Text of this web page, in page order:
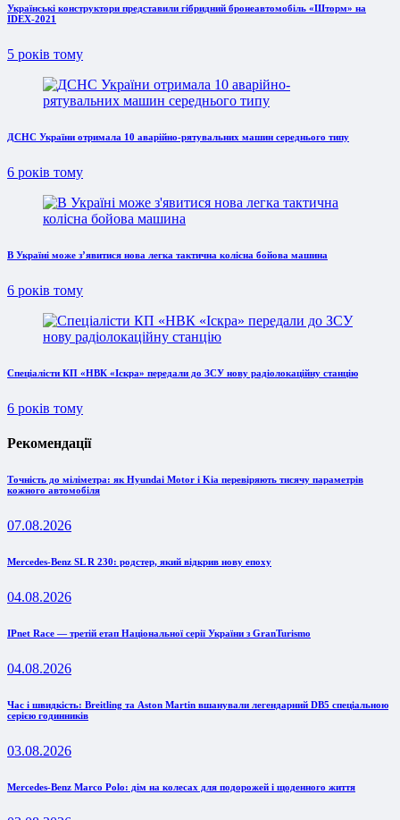
Українські конструктори представили гібридний бронеавтомобіль «Шторм» на
IDEX-2021
5 років тому
ДСНС України отримала 10 аварійно-рятувальних машин середнього типу
6 років тому
В Україні може з’явитися нова легка тактична колісна бойова машина
6 років тому
Спеціалісти КП «НВК «Іскра» передали до ЗСУ нову радіолокаційну станцію
6 років тому
Рекомендації
Точність до міліметра: як Hyundai Motor і Kia перевіряють тисячу параметрів
кожного автомобіля
07.08.2026
Mercedes-Benz SL R 230: родстер, який відкрив нову епоху
04.08.2026
IPnet Race — третій етап Національної серії України з GranTurismo
04.08.2026
Час і швидкість: Breitling та Aston Martin вшанували легендарний DB5 спеціальною
серією годинників
03.08.2026
Mercedes-Benz Marco Polo: дім на колесах для подорожей і щоденного життя